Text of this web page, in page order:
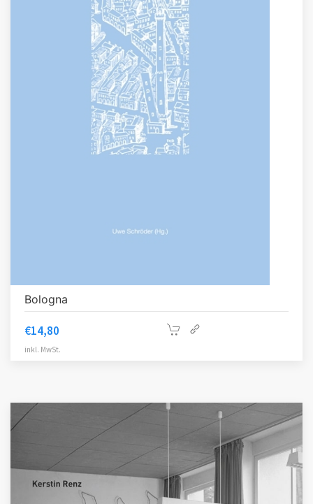
Bologna
€14,80
inkl. MwSt.